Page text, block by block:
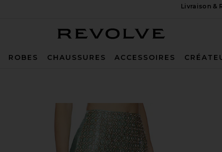
Livraison &
ROBES CHAUSSURES ACCESSOIRES
Skirt in Blue Mirage